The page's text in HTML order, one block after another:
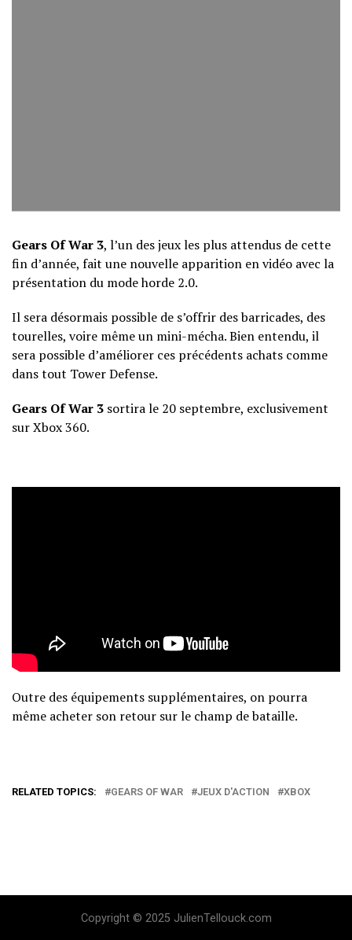
Gears Of War 3, l’un des jeux les plus attendus de cette
fin d’année, fait une nouvelle apparition en vidéo avec la
présentation du mode horde 2.0.
Il sera désormais possible de s’offrir des barricades, des
tourelles, voire même un mini-mécha. Bien entendu, il
sera possible d’améliorer ces précédents achats comme
dans tout Tower Defense.
Gears Of War 3 sortira le 20 septembre, exclusivement
sur Xbox 360.
Outre des équipements supplémentaires, on pourra
même acheter son retour sur le champ de bataille.
RELATED TOPICS: GEARS OF WAR JEUX D'ACTION XBOX
Copyright © 2025 JulienTellouck.com